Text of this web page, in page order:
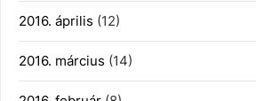
2016. április (12)
2016. március (14)